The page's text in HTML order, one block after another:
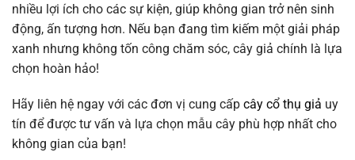
nhiều lợi ích cho các sự kiện, giúp không gian trở nên sinh
động, ấn tượng hơn. Nếu bạn đang tìm kiếm một giải pháp
xanh nhưng không tốn công chăm sóc, cây giả chính là lựa
chọn hoàn hảo!
Hãy liên hệ ngay với các đơn vị cung cấp cây cổ thụ giả uy
tín để được tư vấn và lựa chọn mẫu cây phù hợp nhất cho
không gian của bạn!